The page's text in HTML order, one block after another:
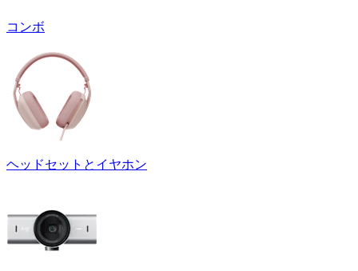
コンボ
ヘッドセットとイヤホン